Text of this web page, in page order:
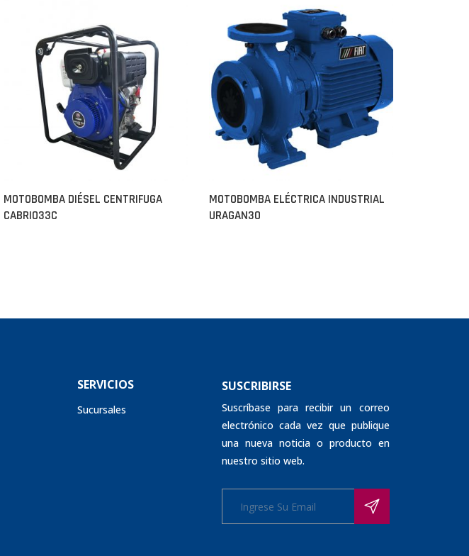
MOTOBOMBA DIÉSEL CENTRIFUGA
CABRIO33C
MOTOBOMBA ELÉCTRICA INDUSTRIAL
URAGAN30
SERVICIOS
Sucursales
SUSCRIBIRSE
Suscríbase para recibir un correo
electrónico cada vez que publique
una nueva noticia o producto en
nuestro sitio web.